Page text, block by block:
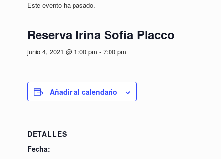
Este evento ha pasado.
Reserva Irina Sofia Placco
junio 4, 2021 @ 1:00 pm - 7:00 pm
Añadir al calendario
DETALLES
Fecha: